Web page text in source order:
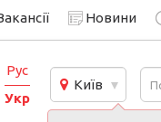
Новини
Рус
Укр
Київ